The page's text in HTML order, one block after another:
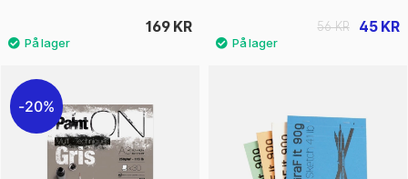
169 KR 45 KR
56 KR
20%